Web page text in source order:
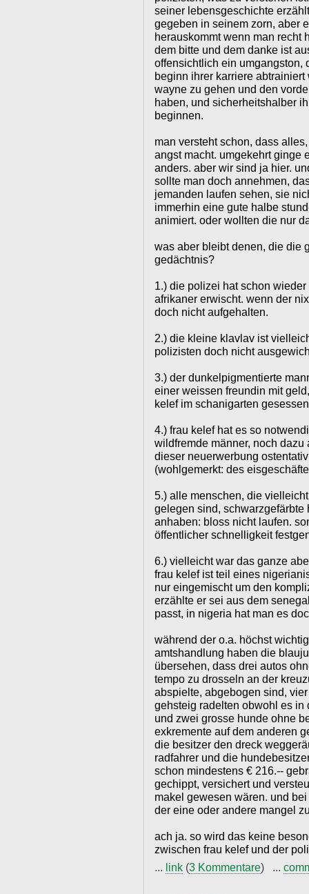
seiner lebensgeschichte
gegeben in seinem zorn, aber
herauskommt wenn man recht
dem bitte und dem danke ist
offensichtlich ein umgangston,
beginn ihrer karriere
wayne zu gehen und den
haben, und sicherheitshalber
beginnen.
man versteht schon, dass
angst macht. umgekehrt ginge
anders. aber wir sind ja hier.
sollte man doch annehmen,
jemanden laufen sehen, sie
immerhin eine gute halbe
animiert. oder wollten die nur
was aber bleibt denen, die die
gedächtnis?
1.) die polizei hat schon
afrikaner erwischt. wenn der
doch nicht aufgehalten.
2.) die kleine klavlav ist
polizisten doch nicht
3.) der dunkelpigmentierte
einer weissen freundin mit
kelef im schanigarten
4.) frau kelef hat es so
wildfremde männer, noch
dieser neuerwerbung
(wohlgemerkt: des
5.) alle menschen, die
gelegen sind,
anhaben: bloss nicht laufen.
öffentlicher schnelligkeit
6.) vielleicht war das ganze
frau kelef ist teil eines
nur eingemischt um den
erzählte er sei aus dem
passt, in nigeria hat man es
während der o.a. höchst
amtshandlung haben die
übersehen, dass drei autos
tempo zu drosseln an der
abspielte, abgebogen sind,
gehsteig radelten obwohl es
und zwei grosse hunde ohne
exkremente auf dem anderen
die besitzer den dreck
radfahrer und die
schon mindestens € 216.--
gechippt, versichert und
makel gewesen wären. und
der eine oder andere mangel
ach ja. so wird das keine
zwischen frau kelef und der
... link (3 Kommentare) ...